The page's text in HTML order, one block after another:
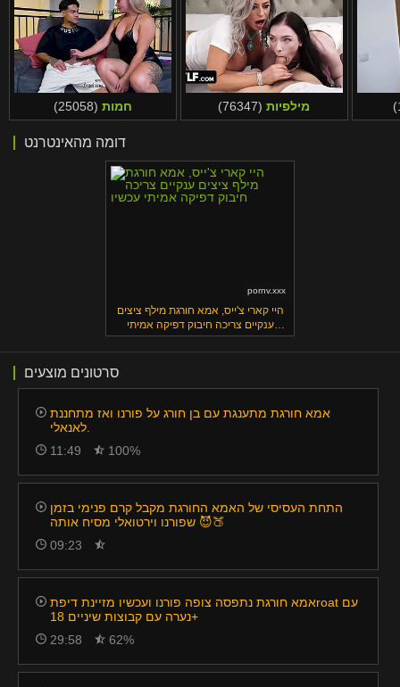
חמות (25058) מילפיות (76347)
דומה מהאינטרנט
pornv.xxx
היי קארי צ'ייס, אמא חורגת מילף ציצים
ענקיים צריכה חיבוק דפיקה אמיתי
עכשיו
סרטונים מוצעים
אמא חורגת מתענגת עם בן חורג על פורנו ואז מתחננת
11:49
100%
התחת העסיסי של האמא החורגת מקבל קרם פנימי בזמן
שפורנו וירטואלי מסיח אותה 😈🍑
09:23
אמא חורגת נתפסה צופה פורנו ועכשיו מזיינת דיפתroat עם
נערה עם קבוצות שיניים 18+
29:58
62%